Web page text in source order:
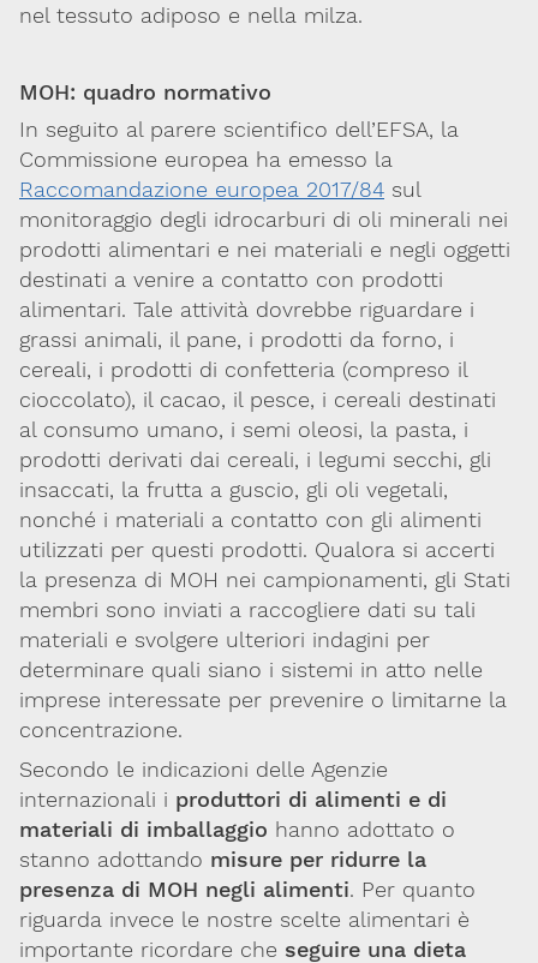
nel tessuto adiposo e nella milza.
MOH: quadro normativo
In seguito al parere scientifico dell’EFSA, la
Commissione europea ha emesso la
Raccomandazione europea 2017/84 sul
monitoraggio degli idrocarburi di oli minerali nei
prodotti alimentari e nei materiali e negli oggetti
destinati a venire a contatto con prodotti
alimentari. Tale attività dovrebbe riguardare i
grassi animali, il pane, i prodotti da forno, i
cereali, i prodotti di confetteria (compreso il
cioccolato), il cacao, il pesce, i cereali destinati
al consumo umano, i semi oleosi, la pasta, i
prodotti derivati dai cereali, i legumi secchi, gli
insaccati, la frutta a guscio, gli oli vegetali,
nonché i materiali a contatto con gli alimenti
utilizzati per questi prodotti. Qualora si accerti
la presenza di MOH nei campionamenti, gli Stati
membri sono inviati a raccogliere dati su tali
materiali e svolgere ulteriori indagini per
determinare quali siano i sistemi in atto nelle
imprese interessate per prevenire o limitarne la
concentrazione.
Secondo le indicazioni delle Agenzie
internazionali i produttori di alimenti e di
materiali di imballaggio hanno adottato o
stanno adottando misure per ridurre la
presenza di MOH negli alimenti. Per quanto
riguarda invece le nostre scelte alimentari è
importante ricordare che seguire una dieta